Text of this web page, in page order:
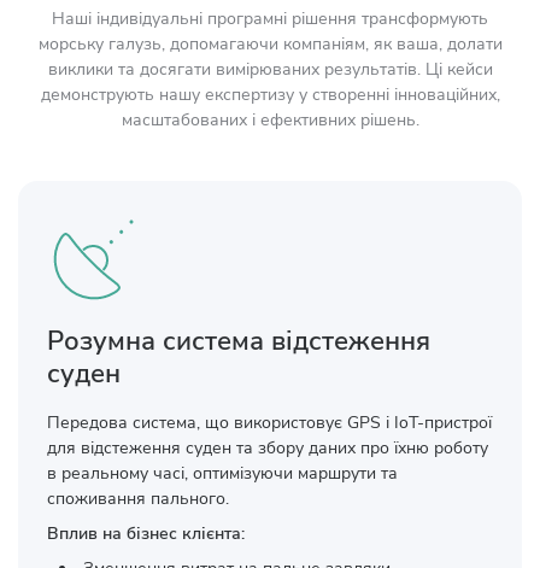
Наші індивідуальні програмні рішення трансформують
морську галузь, допомагаючи компаніям, як ваша, долати
виклики та досягати вимірюваних результатів. Ці кейси
демонструють нашу експертизу у створенні інноваційних,
масштабованих і ефективних рішень.
Розумна система відстеження
суден
Передова система, що використовує GPS і IoT-пристрої
для відстеження суден та збору даних про їхню роботу
в реальному часі, оптимізуючи маршрути та
споживання пального.
Вплив на бізнес клієнта: